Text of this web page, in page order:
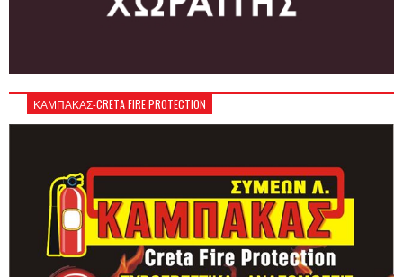
ΚΑΜΠΑΚΑΣ-CRETA FIRE PROTECTION